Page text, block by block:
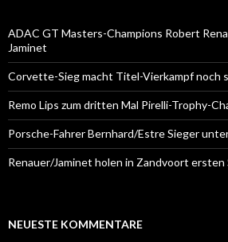
ADAC GT Masters-Champions Robert
Jaminet
Corvette-Sieg macht Titel-Vierkampf noch
Remo Lips zum dritten Mal Pirelli-Trophy-
Porsche-Fahrer Bernhard/Estre Sieger
Renauer/Jaminet holen in Zandvoort
NEUESTE KOMMENTARE